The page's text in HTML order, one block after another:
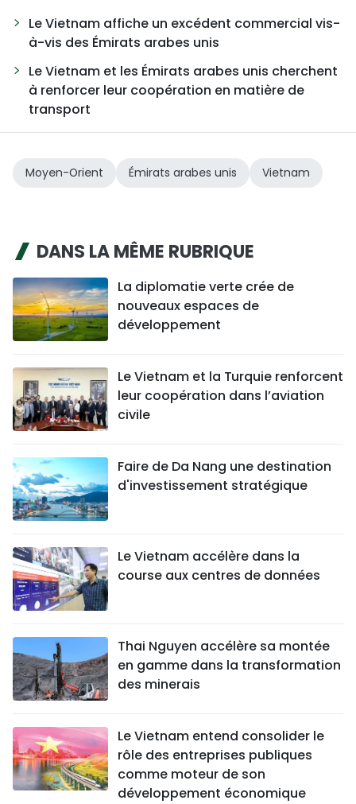
Le Vietnam affiche un excédent commercial vis-
à-vis des Émirats arabes unis
Le Vietnam et les Émirats arabes unis cherchent
à renforcer leur coopération en matière de
transport
Moyen-Orient Émirats arabes unis Vietnam
DANS LA MÊME RUBRIQUE
La diplomatie verte crée de
nouveaux espaces de
développement
Le Vietnam et la Turquie renforcent
leur coopération dans l’aviation
civile
Faire de Da Nang une destination
d'investissement stratégique
Le Vietnam accélère dans la
course aux centres de données
Thai Nguyen accélère sa montée
en gamme dans la transformation
des minerais
Le Vietnam entend consolider le
rôle des entreprises publiques
comme moteur de son
développement économique